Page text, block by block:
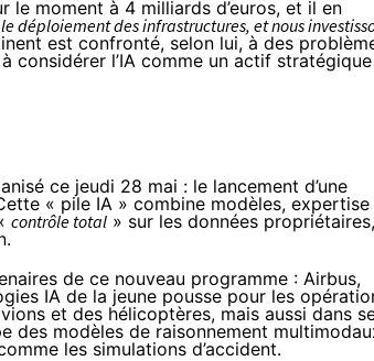
le moment à 4 milliards d’euros, et il en
déploiement des infrastructures, et nous
est confronté, selon lui, à des
considérer l’IA comme un actif stratégique
ce jeudi 28 mai : le lancement d’une
« pile IA » combine modèles, expertise
contrôle total » sur les données propriétaires,
de ce nouveau programme : Airbus,
IA de la jeune pousse pour les
et des hélicoptères, mais aussi dans
des modèles de raisonnement
les simulations d’accident.